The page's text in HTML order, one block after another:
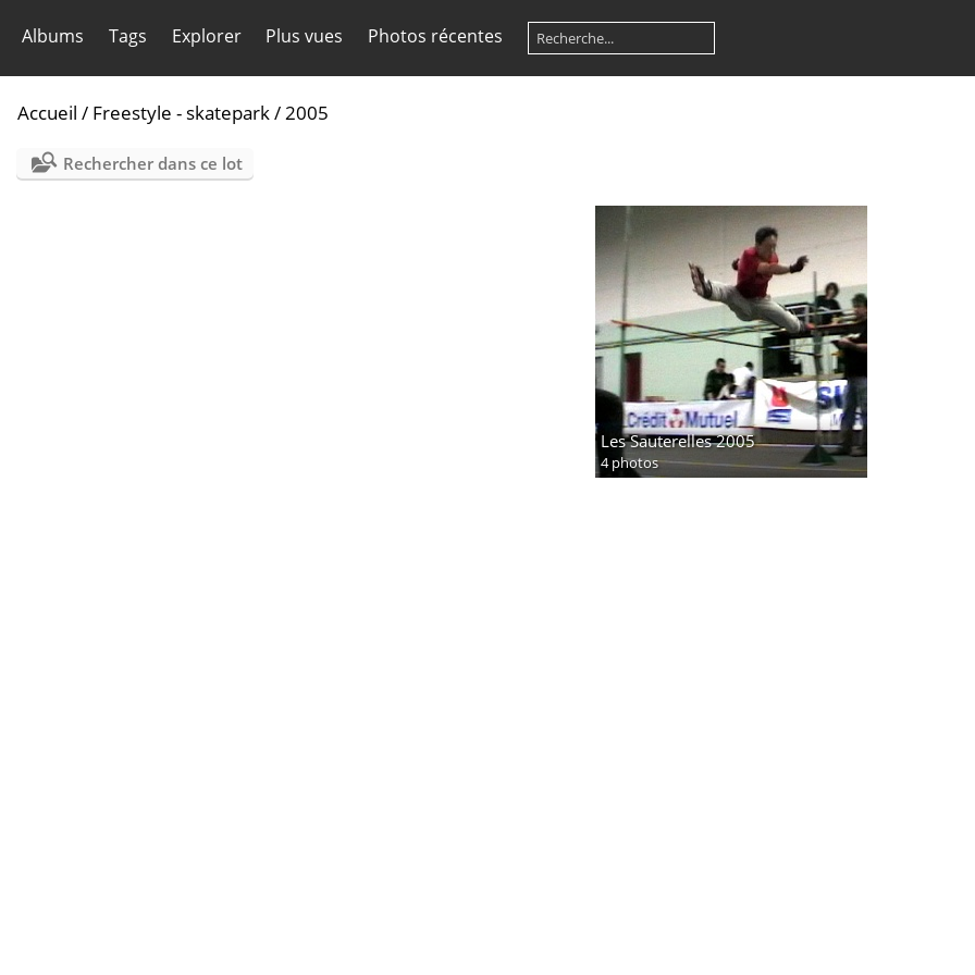
Albums Tags Explorer Plus vues Photos récentes
Accueil / Freestyle - skatepark/2005
Rechercher dans ce lot
Les Sauterelles 2005
4 photos